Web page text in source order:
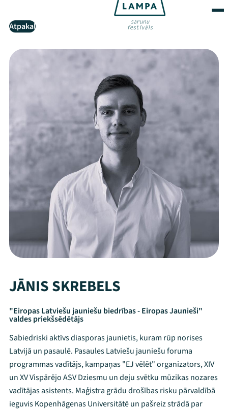
Atpakaļ
JĀNIS SKREBELS
"Eiropas Latviešu jauniešu biedrības - Eiropas Jaunieši"
valdes priekšsēdētājs
Sabiedriski aktīvs diasporas jaunietis, kuram rūp norises
Latvijā un pasaulē. Pasaules Latviešu jauniešu foruma
programmas vadītājs, kampaņas "EJ vēlēt" organizators, XIV
un XV Vispārējo ASV Dziesmu un deju svētku mūzikas nozares
vadītājas asistents. Maģistra grādu drošības risku pārvaldībā
ieguvis Kopenhāgenas Universitātē un pašreiz strādā par